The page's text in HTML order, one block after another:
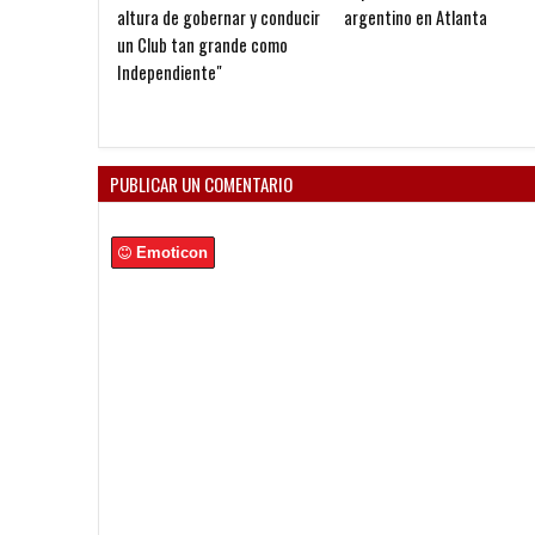
altura de gobernar y conducir
un Club tan grande como
Independiente"
argentino en Atlanta
PUBLICAR UN COMENTARIO
Emoticon